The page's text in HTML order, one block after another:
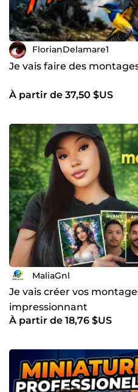
FlorianDelamare1
Je vais faire des
À partir de 37,50 $US
MaliaGnl
Je vais créer vos
impressionnant
À partir de 18,76 $US